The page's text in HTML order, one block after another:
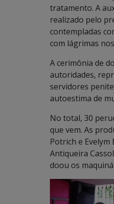
tratamento. A
realizado pelo
contempladas
com lágrimas
A cerimônia de
autoridades,
servidores
autoestima de
No total, 30
que vem. As
Potrich e
Antiqueira
doou os